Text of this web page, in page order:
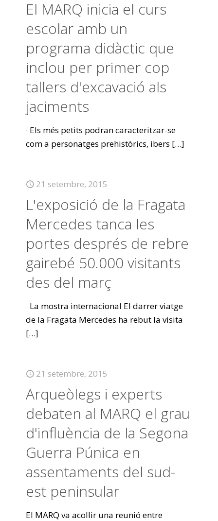
El MARQ inicia el curs
escolar amb un
programa didàctic que
inclou per primer cop
tallers d'excavació als
jaciments
· Els més petits podran caracteritzar-se
com a personatges prehistòrics, ibers […]
21 setembre, 2015
L'exposició de la Fragata
Mercedes tanca les
portes després de rebre
gairebé 50.000 visitants
des del març
La mostra internacional El darrer viatge
de la Fragata Mercedes ha rebut la visita
[…]
21 setembre, 2015
Arqueòlegs i experts
debaten al MARQ el grau
d'influència de la Segona
Guerra Púnica en
assentaments del sud-
est peninsular
El MARQ va acollir una reunió entre